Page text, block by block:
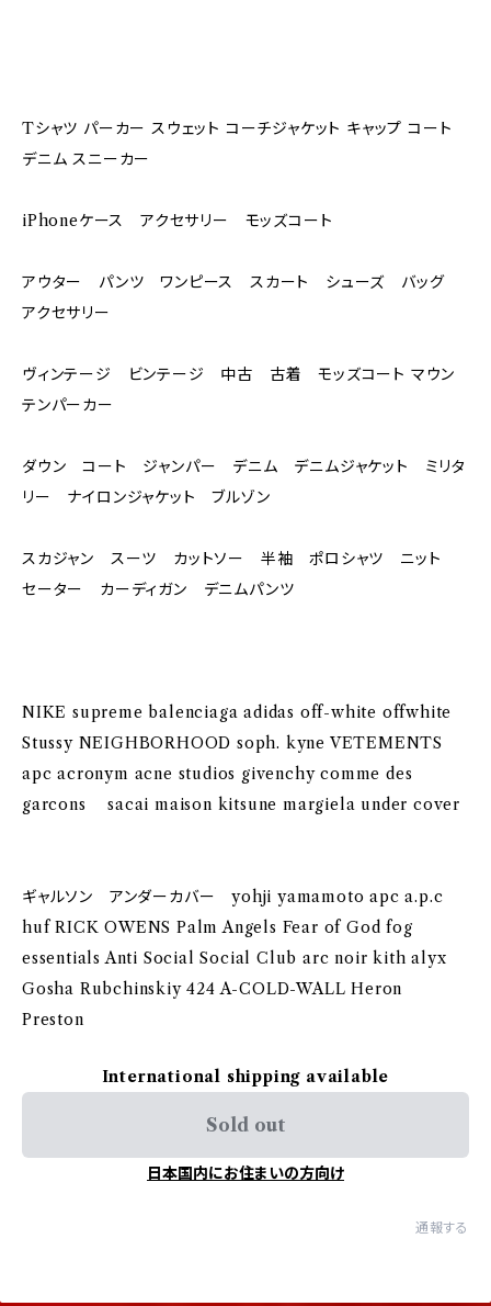
Tシャツ パーカー スウェット コーチジャケット キャップ コート
デニム スニーカー
iPhoneケース アクセサリー モッズコート
アウター パンツ ワンピース スカート シューズ バッグ
アクセサリー
ヴィンテージ ビンテージ 中古 古着 モッズコート マウン
テンパーカー
ダウン コート ジャンパー デニム デニムジャケット ミリタ
リー ナイロンジャケット ブルゾン
スカジャン スーツ カットソー 半袖 ポロシャツ ニット
セーター カーディガン デニムパンツ
NIKE supreme balenciaga adidas off-white offwhite
Stussy NEIGHBORHOOD soph. kyne VETEMENTS
apc acronym acne studios givenchy comme des
garcons sacai maison kitsune margiela under cover
ギャルソン アンダーカバー yohji yamamoto apc a.p.c
huf RICK OWENS Palm Angels Fear of God fog
essentials Anti Social Social Club arc noir kith alyx
Gosha Rubchinskiy 424 A-COLD-WALL Heron
Preston
International shipping available
Sold out
日本国内にお住まいの方向け
通報する